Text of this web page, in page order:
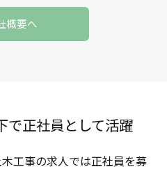
概要へ
で正社員として活躍
工事の求人では正社員を募